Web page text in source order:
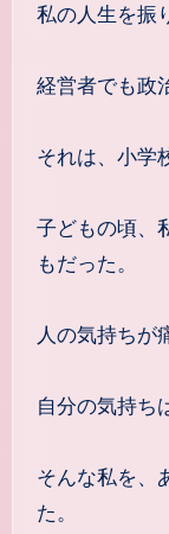
私の人生を振
経営者でも政
それは、小学
子どもの頃、
もだった。
人の気持ちが
自分の気持ち
そんな私を、
た。